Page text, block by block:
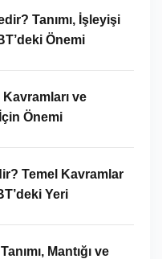
Tanımı, İşleyişi
Önemi
ve
Önemi
Temel Kavramlar
Yeri
Mantığı ve